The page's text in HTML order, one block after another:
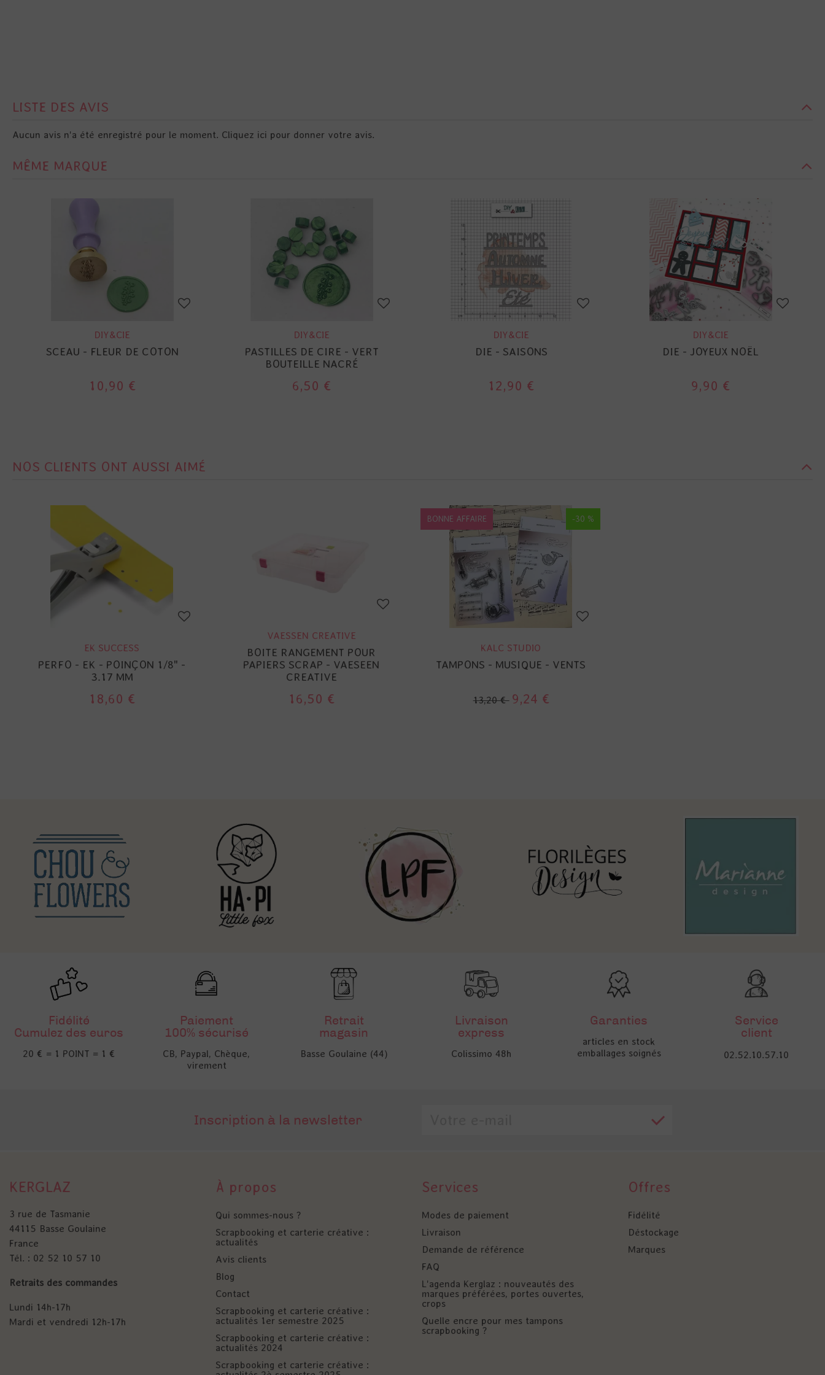
LISTE DES AVIS
Aucun avis n'a été enregistré pour le moment. Cliquez ici pour donner votre avis.
MÊME MARQUE
DIY&CIE
SCEAU - FLEUR DE COTON
10,90 €
DIY&CIE
PASTILLES DE CIRE - VERT
BOUTEILLE NACRÉ
6,50 €
DIY&CIE
DIE - SAISONS
12,90 €
DIY&CIE
DIE - JOYEUX NOËL
9,90 €
NOS CLIENTS ONT AUSSI AIMÉ
EK SUCCESS
PERFO - EK - POINÇON 1/8" -
3.17 MM
18,60 €
VAESSEN CREATIVE
BOITE RANGEMENT POUR
PAPIERS SCRAP - VAESEEN
CREATIVE
16,50 €
BONNE AFFAIRE -30 %
KALC STUDIO
TAMPONS - MUSIQUE - VENTS
13,20 € 9,24 €
Fidélité
Cumulez des euros
20 € = 1 POINT = 1 €
Paiement
100% sécurisé
CB, Paypal, Chèque,
virement
Retrait
magasin
Basse Goulaine (44)
Livraison
express
Colissimo 48h
Garanties
articles en stock
emballages soignés
Service
client
02.52.10.57.10
Inscription à la newsletter
KERGLAZ
3 rue de Tasmanie
44115 Basse Goulaine
France
Tél. : 02 52 10 57 10
Retraits des commandes
Lundi 14h-17h
Mardi et vendredi 12h-17h
À propos
Qui sommes-nous ?
Scrapbooking et carterie créative :
actualités
Avis clients
Blog
Contact
Scrapbooking et carterie créative :
actualités 1er semestre 2025
Scrapbooking et carterie créative :
actualités 2024
Scrapbooking et carterie créative :
Services
Modes de paiement
Livraison
Demande de référence
FAQ
L'agenda Kerglaz : nouveautés des
marques préférées, portes ouvertes,
crops
Quelle encre pour mes tampons
scrapbooking ?
Offres
Fidélité
Déstockage
Marques